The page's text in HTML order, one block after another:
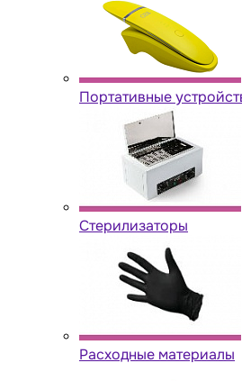
Портативные
Стерилизаторы
Расходные материалы